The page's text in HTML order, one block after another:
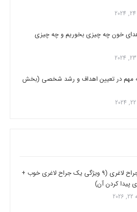
خون چه چیزی بخوریم و چه چیزی
مهم در تعیین اهداف و رشد شخصی (بخش
بهترین جراح لاغری (9 ویژگی یک جراح لاغری خوب +
پیدا کردن آن)